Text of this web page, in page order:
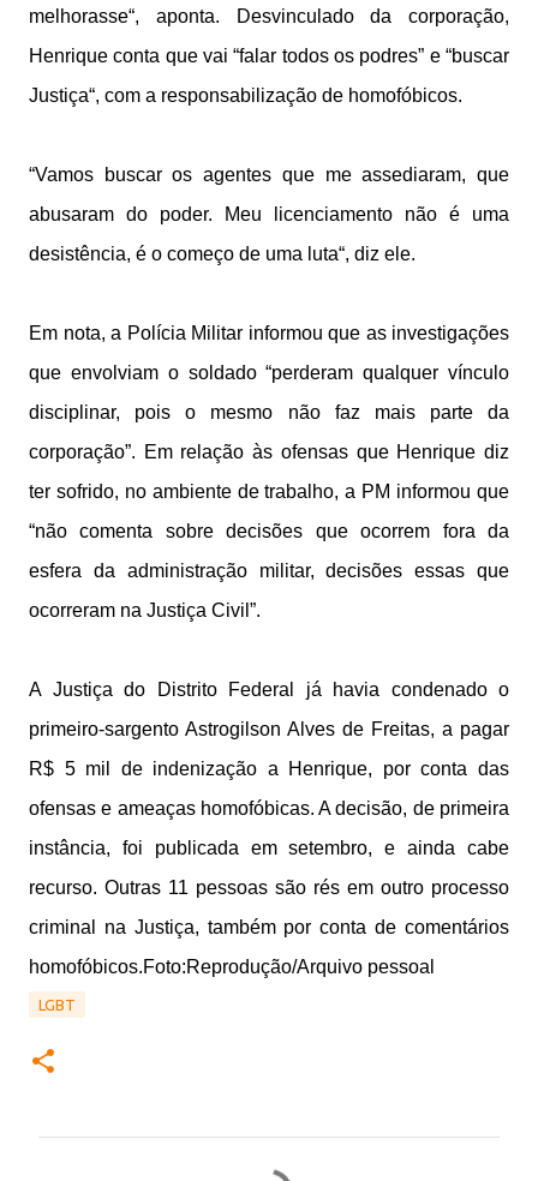
melhorasse“, aponta. Desvinculado da corporação,
Henrique conta que vai “falar todos os podres” e “buscar
Justiça“, com a responsabilização de homofóbicos.
“Vamos buscar os agentes que me assediaram, que
abusaram do poder. Meu licenciamento não é uma
desistência, é o começo de uma luta“, diz ele.
Em nota, a Polícia Militar informou que as investigações
que envolviam o soldado “perderam qualquer vínculo
disciplinar, pois o mesmo não faz mais parte da
corporação”. Em relação às ofensas que Henrique diz
ter sofrido, no ambiente de trabalho, a PM informou que
“não comenta sobre decisões que ocorrem fora da
esfera da administração militar, decisões essas que
ocorreram na Justiça Civil”.
A Justiça do Distrito Federal já havia condenado o
primeiro-sargento Astrogilson Alves de Freitas, a pagar
R$ 5 mil de indenização a Henrique, por conta das
ofensas e ameaças homofóbicas. A decisão, de primeira
instância, foi publicada em setembro, e ainda cabe
recurso. Outras 11 pessoas são rés em outro processo
criminal na Justiça, também por conta de comentários
homofóbicos.Foto:Reprodução/Arquivo pessoal
LGBT